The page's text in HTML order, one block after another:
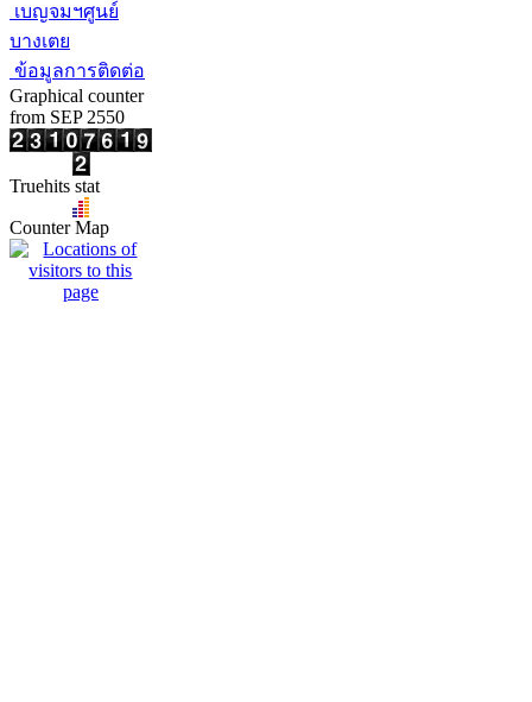
เบญจมฯศูนย์
บางเตย
ข้อมูลการติดต่อ
Graphical counter
from SEP 2550
Truehits stat
Counter Map